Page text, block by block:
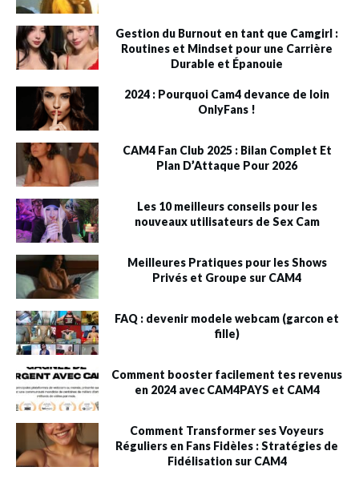
Gestion du Burnout en tant que Camgirl :
Routines et Mindset pour une Carrière
Durable et Épanouie
2024 : Pourquoi Cam4 devance de loin
OnlyFans !
CAM4 Fan Club 2025 : Bilan Complet Et
Plan D’Attaque Pour 2026
Les 10 meilleurs conseils pour les
nouveaux utilisateurs de Sex Cam
Meilleures Pratiques pour les Shows
Privés et Groupe sur CAM4
FAQ : devenir modele webcam (garcon et
fille)
Comment booster facilement tes revenus
en 2024 avec CAM4PAYS et CAM4
Comment Transformer ses Voyeurs
Réguliers en Fans Fidèles : Stratégies de
Fidélisation sur CAM4